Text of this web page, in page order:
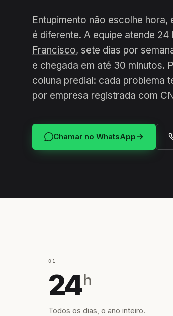
Entupimento não escolhe
é diferente. A equipe atende
Francisco, sete dias por
e chegada em até 30 minutos.
coluna predial: cada problema
por empresa registrada com
Chamar no WhatsApp
01
24 h
Todos os dias, o ano inteiro.